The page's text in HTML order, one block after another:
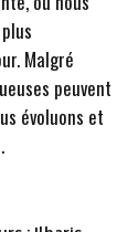
Malgré
peuvent
évoluons et